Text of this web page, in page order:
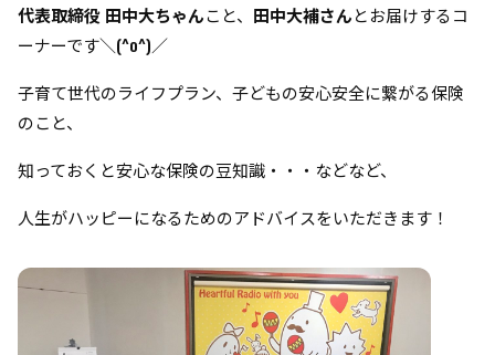
代表取締役 田中大ちゃんこと、 田中大補さんとお届けするコ
ーナーです＼(^o^)／
子育て世代のライフプラン、子どもの安心安全に繋がる保険
のこと、
知っておくと安心な保険の豆知識・・・などなど、
人生がハッピーになるためのアドバイスをいただきます！